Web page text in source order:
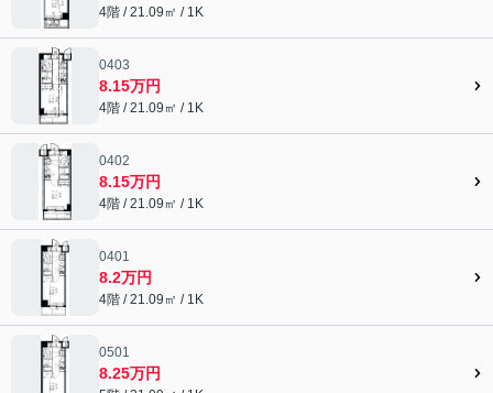
4階 / 21.09㎡ / 1K
0403
8.15万円
4階 / 21.09㎡ / 1K
0402
8.15万円
4階 / 21.09㎡ / 1K
0401
8.2万円
4階 / 21.09㎡ / 1K
0501
8.25万円